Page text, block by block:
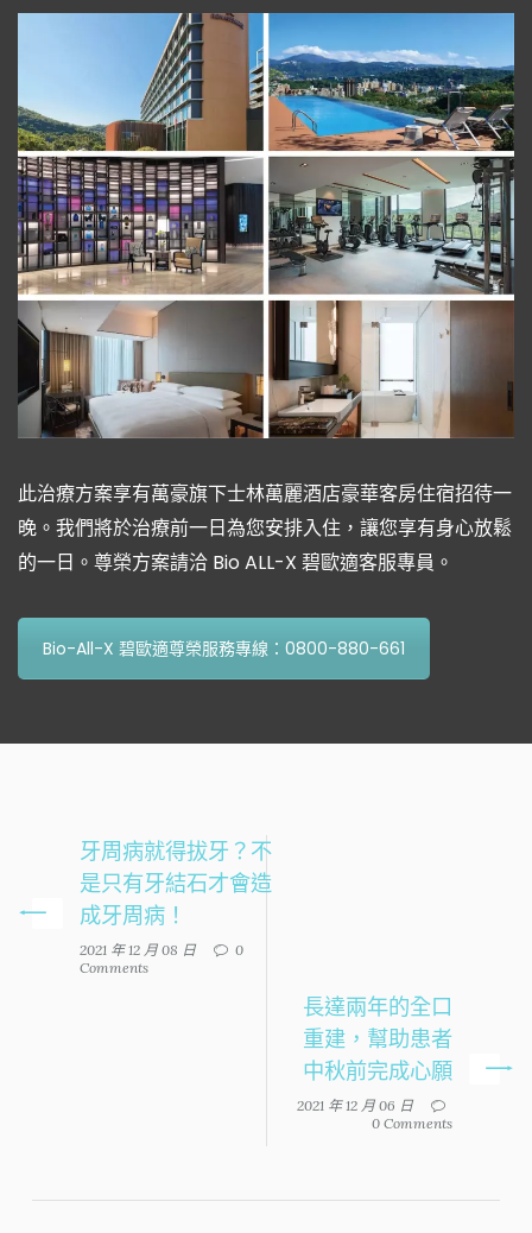
此治療方案享有萬豪旗下士林萬麗酒店豪華客房住宿招待一
晚。我們將於治療前一日為您安排入住，讓您享有身心放鬆
的一日。尊榮方案請洽 Bio ALL-X 碧歐適客服專員。
Bio-All-X 碧歐適尊榮服務專線：0800-880-661
牙周病就得拔牙？不
是只有牙結石才會造
成牙周病！
2021 年 12 月 08 日
0
Comments
長達兩年的全口
重建，幫助患者
中秋前完成心願
2021 年 12 月 06 日
0 Comments